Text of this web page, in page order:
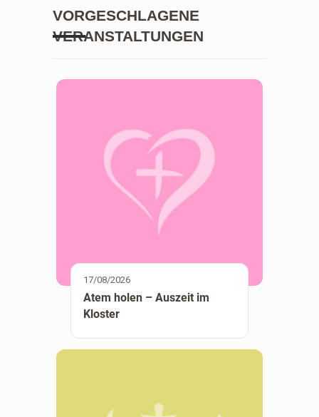
VORGESCHLAGENE
VERANSTALTUNGEN
17/08/2026
Atem holen – Auszeit im
Kloster